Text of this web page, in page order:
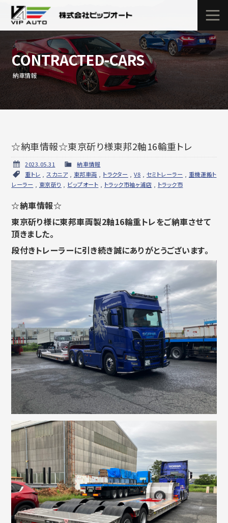
CONTRACTED-CARS
納車情報
☆納車情報☆東京斫り様東邦2軸16輪重トレ
2023.05.31
納車情報
重トレ
スカニア, 東邦車両 トラクター ,V8 セミトレーラー
重機運搬ト
レーラー
東京斫り ビップオート トラック市袖ヶ浦店 トラック市
☆納車情報☆
東京斫り様に東邦車両製2軸16輪重トレをご納車させて
頂きました。
段付きトレーラーに引き続き誠にありがとうございます。